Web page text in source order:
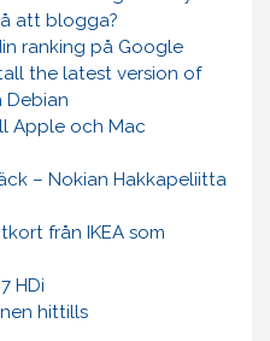
att blogga?
ranking på Google
the latest version of
Debian
Apple och Mac
– Nokian Hakkapeliitta
från IKEA som
HDi
hittills